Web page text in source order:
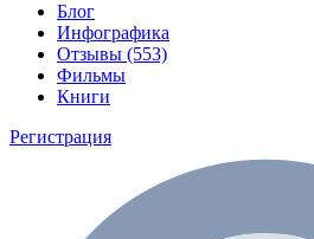
Блог
Инфографика
Отзывы (553)
Фильмы
Книги
Регистрация